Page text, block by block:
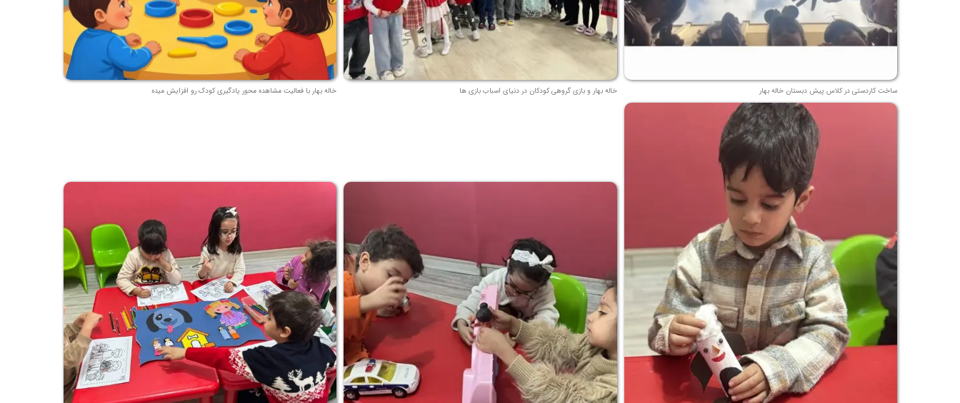
ساخت کاردستی در کلاس پیش دبستان خاله بهار خاله بهار و بازی گروهی کودکان در دنیای اسباب بازی ها خاله بهار با فعالیت مشاهده محور یادگیری کودک رو افزایش میده